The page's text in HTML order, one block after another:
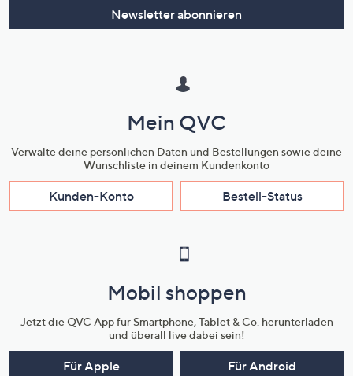
Newsletter abonnieren
Mein QVC
Verwalte deine persönlichen Daten und Bestellungen sowie deine
Wunschliste in deinem Kundenkonto
Kunden-Konto Bestell-Status
Mobil shoppen
Jetzt die QVC App für Smartphone, Tablet & Co. herunterladen
und überall live dabei sein!
Für Apple Für Android